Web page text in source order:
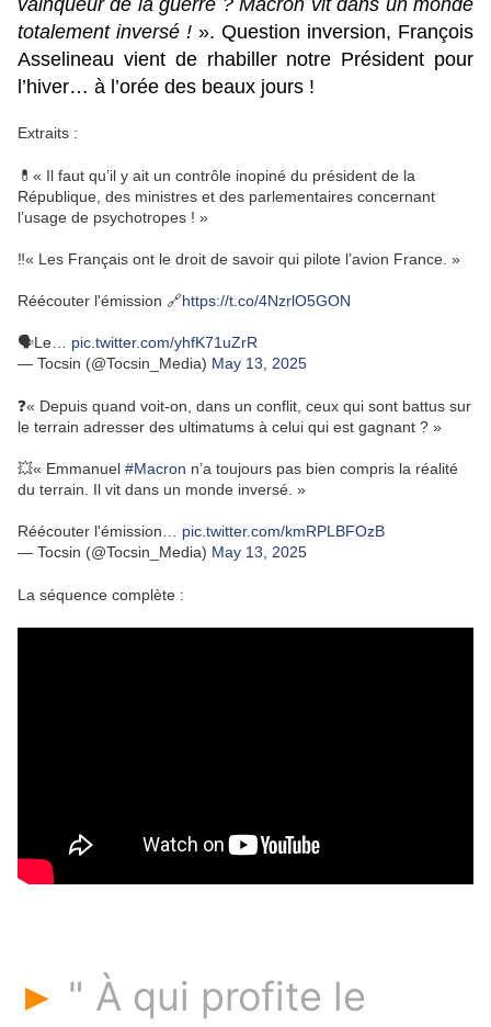
vainqueur de la guerre ? Macron vit dans un monde
totalement inversé ! ». Question inversion, François
Asselineau vient de rhabiller notre Président pour
l’hiver… à l’orée des beaux jours !
Extraits :
💊« Il faut qu’il y ait un contrôle inopiné du président de la
République, des ministres et des parlementaires concernant
l’usage de psychotropes ! »
‼️« Les Français ont le droit de savoir qui pilote l’avion France. »
Réécouter l'émission 🔗https://t.co/4NzrlO5GON
🗣️Le… pic.twitter.com/yhfK71uZrR
— Tocsin (@Tocsin_Media) May 13, 2025
❓« Depuis quand voit-on, dans un conflit, ceux qui sont battus sur
le terrain adresser des ultimatums à celui qui est gagnant ? »
💥« Emmanuel #Macron n’a toujours pas bien compris la réalité
du terrain. Il vit dans un monde inversé. »
Réécouter l'émission… pic.twitter.com/kmRPLBFOzB
— Tocsin (@Tocsin_Media) May 13, 2025
La séquence complète :
► " À qui profite le